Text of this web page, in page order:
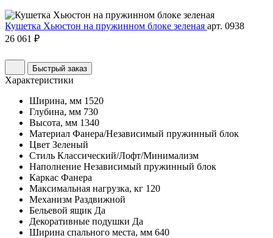
Кушетка Хьюстон на пружинном блоке зеленая арт. 0938
26 061 ₽
Быстрый заказ
Характеристики
Ширина, мм 1520
Глубина, мм 730
Высота, мм 1340
Материал Фанера/Независимый пружинный блок
Цвет Зеленый
Стиль Классический/Лофт/Минимализм
Наполнение Независимый пружинный блок
Каркас Фанера
Максимальная нагрузка, кг 120
Механизм Раздвижной
Бельевой ящик Да
Декоративные подушки Да
Ширина спального места, мм 640